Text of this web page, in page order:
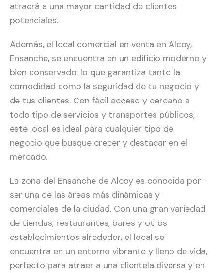
atraerá a una mayor cantidad de clientes
potenciales.
Además, el local comercial en venta en Alcoy,
Ensanche, se encuentra en un edificio moderno y
bien conservado, lo que garantiza tanto la
comodidad como la seguridad de tu negocio y
de tus clientes. Con fácil acceso y cercano a
todo tipo de servicios y transportes públicos,
este local es ideal para cualquier tipo de
negocio que busque crecer y destacar en el
mercado.
La zona del Ensanche de Alcoy es conocida por
ser una de las áreas más dinámicas y
comerciales de la ciudad. Con una gran variedad
de tiendas, restaurantes, bares y otros
establecimientos alrededor, el local se
encuentra en un entorno vibrante y lleno de vida,
perfecto para atraer a una clientela diversa y en